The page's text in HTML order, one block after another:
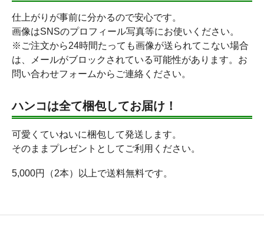
仕上がりが事前に分かるので安心です。
画像はSNSのプロフィール写真等にお使いください。
※ご注文から24時間たっても画像が送られてこない場合
は、メールがブロックされている可能性があります。お
問い合わせフォームからご連絡ください。
ハンコは全て梱包してお届け！
可愛くていねいに梱包して発送します。
そのままプレゼントとしてご利用ください。
5,000円（2本）以上で送料無料です。